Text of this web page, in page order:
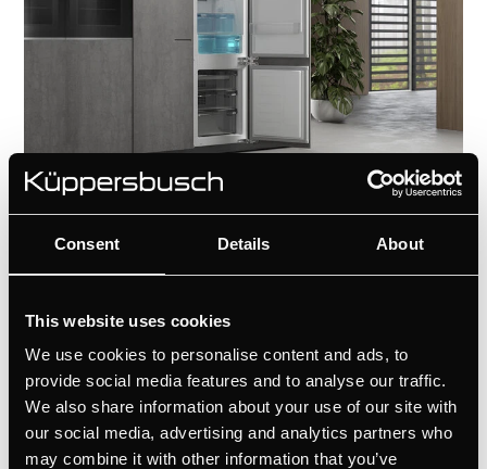
Consent Details About
This website uses cookies
We use cookies to personalise content and ads, to
provide social media features and to analyse our traffic.
We also share information about your use of our site with
our social media, advertising and analytics partners who
may combine it with other information that you’ve
Ponadto oświetlenie LED jest wyjątkowo
energooszczędne (dostępne w wybranych
modelach).